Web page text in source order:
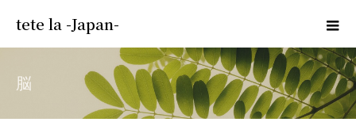
tete la -Japan-
脳